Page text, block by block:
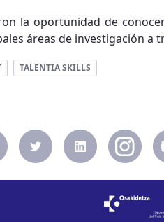
la oportunidad de
áreas de investigación a
TALENTIA SKILLS